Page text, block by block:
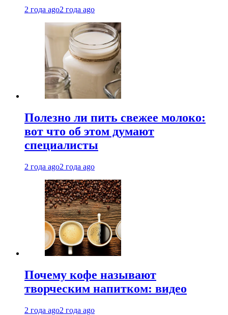
2 года ago2 года ago
Полезно ли пить свежее молоко:
вот что об этом думают
специалисты
2 года ago2 года ago
Почему кофе называют
творческим напитком: видео
2 года ago2 года ago